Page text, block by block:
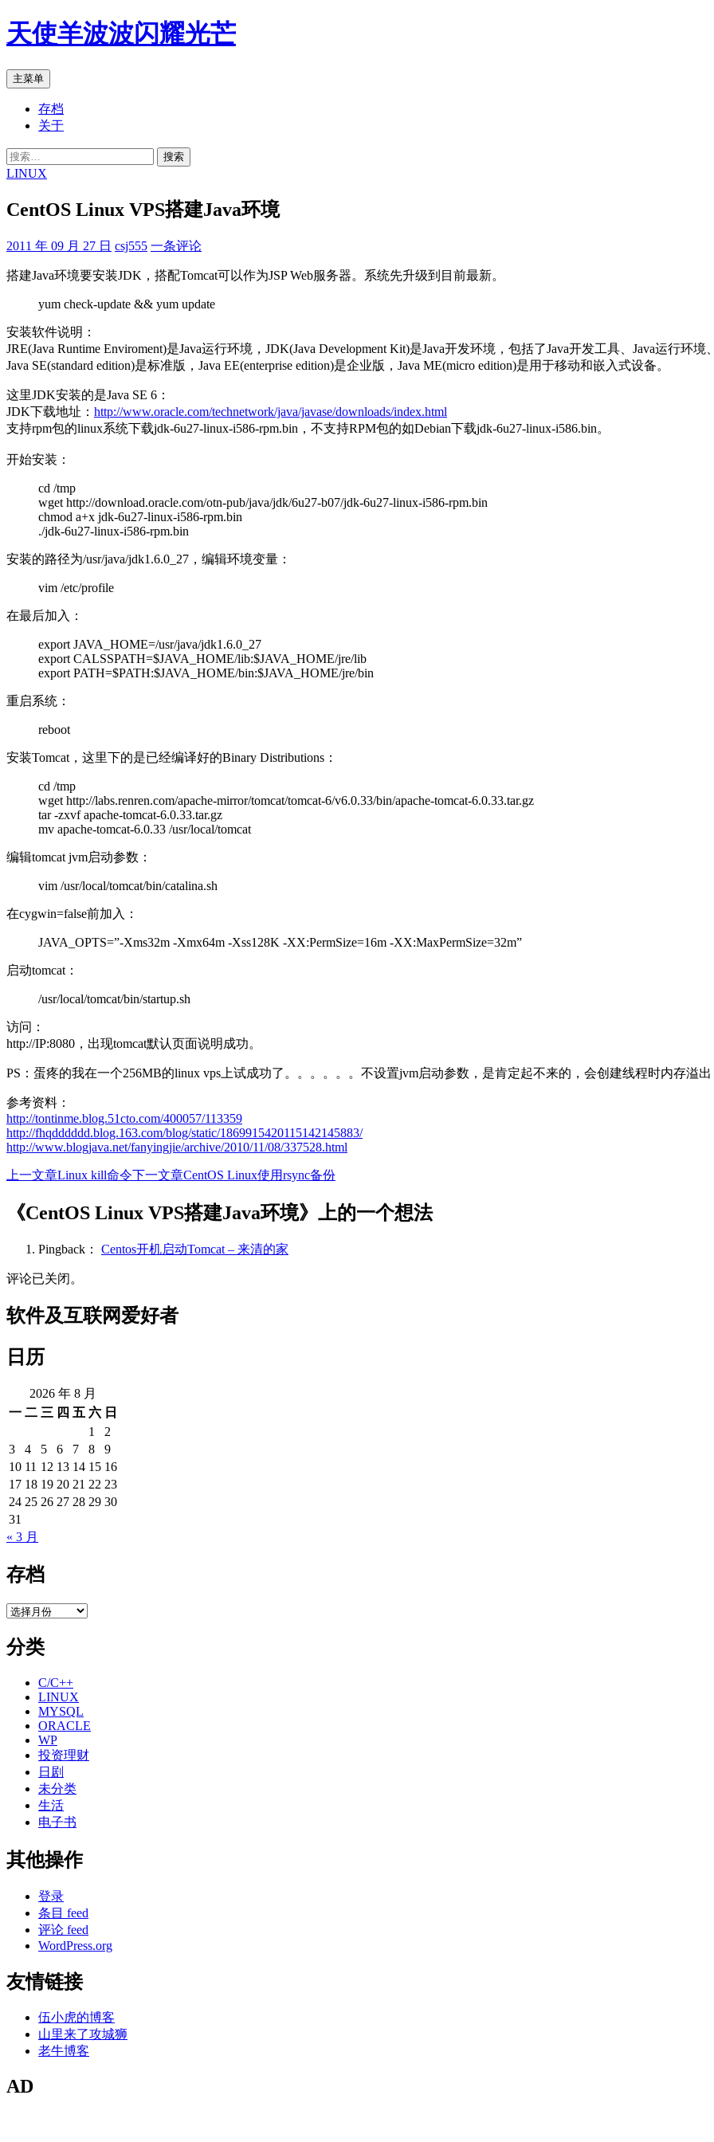
跳
至
文
天使羊波波闪耀光芒
搜
索
主菜单
存档
关于
搜
索：
LINUX
CentOS Linux VPS搭建Java环境
2011 年 09 月 27 日 csj555 一条评论
搭建Java环境要安装JDK，搭配Tomcat可以作为JSP Web服务器。系统先升级到目前最新。
yum check-update && yum update
安装软件说明：
JRE(Java Runtime Enviroment)是Java运行环境，JDK(Java Development Kit)是Java开发环境，包括了Java开发工具、Java运行环境
Java SE(standard edition)是标准版，Java EE(enterprise edition)是企业版，Java ME(micro edition)是用于移动和嵌入式设备。
这里JDK安装的是Java SE 6：
JDK下载地址： http://www.oracle.com/technetwork/java/javase/downloads/index.html
支持rpm包的linux系统下载jdk-6u27-linux-i586-rpm.bin，不支持RPM包的如Debian下载jdk-6u27-linux-i586.bin。
开始安装：
cd /tmp
wget http://download.oracle.com/otn-pub/java/jdk/6u27-b07/jdk-6u27-linux-i586-rpm.bin
chmod a+x jdk-6u27-linux-i586-rpm.bin
./jdk-6u27-linux-i586-rpm.bin
安装的路径为/usr/java/jdk1.6.0_27，编辑环境变量：
vim /etc/profile
在最后加入：
export JAVA_HOME=/usr/java/jdk1.6.0_27
export CALSSPATH=$JAVA_HOME/lib:$JAVA_HOME/jre/lib
export PATH=$PATH:$JAVA_HOME/bin:$JAVA_HOME/jre/bin
重启系统：
reboot
安装Tomcat，这里下的是已经编译好的Binary Distributions：
cd /tmp
wget http://labs.renren.com/apache-mirror/tomcat/tomcat-6/v6.0.33/bin/apache-tomcat-6.0.33.tar.gz
tar -zxvf apache-tomcat-6.0.33.tar.gz
mv apache-tomcat-6.0.33 /usr/local/tomcat
编辑tomcat jvm启动参数：
vim /usr/local/tomcat/bin/catalina.sh
在cygwin=false前加入：
JAVA_OPTS=”-Xms32m -Xmx64m -Xss128K -XX:PermSize=16m -XX:MaxPermSize=32m”
启动tomcat：
/usr/local/tomcat/bin/startup.sh
访问：
http://IP:8080，出现tomcat默认页面说明成功。
PS：蛋疼的我在一个256MB的linux vps上试成功了。。。。。。不设置jvm启动参数，是肯定起不来的，会创建线程时内存溢出
参考资料：
http://tontinme.blog.51cto.com/400057/113359
http://fhqdddddd.blog.163.com/blog/static/1869915420115142145883/
http://www.blogjava.net/fanyingjie/archive/2010/11/08/337528.html
文
章
上一文章Linux kill命令下一文章CentOS Linux使用rsync备份
《CentOS Linux VPS搭建Java环境》上的一个想法
Pingback： Centos开机启动Tomcat – 来清的家
评论已关闭。
软件及互联网爱好者
日历
2026 年 8 月
一 二 三 四 五 六 日
1
2
3
4 5 6 7 8
9
10 11 12 13 14 15 16
17 18 19 20 21 22 23
24 25 26 27 28 29 30
31
« 3 月
存档
存
分类
C/C++
LINUX
MYSQL
ORACLE
WP
投资理财
日剧
未分类
生活
电子书
其他操作
登录
条目 feed
评论 feed
WordPress.org
友情链接
伍小虎的博客
山里来了攻城狮
老牛博客
AD